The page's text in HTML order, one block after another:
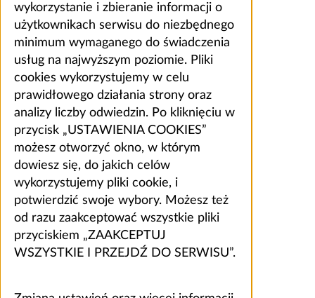
wykorzystanie i zbieranie informacji o
użytkownikach serwisu do niezbędnego
minimum wymaganego do świadczenia
usług na najwyższym poziomie. Pliki
cookies wykorzystujemy w celu
prawidłowego działania strony oraz
analizy liczby odwiedzin. Po kliknięciu w
przycisk „USTAWIENIA COOKIES”
możesz otworzyć okno, w którym
dowiesz się, do jakich celów
wykorzystujemy pliki cookie, i
potwierdzić swoje wybory. Możesz też
od razu zaakceptować wszystkie pliki
przyciskiem „ZAAKCEPTUJ
WSZYSTKIE I PRZEJDŹ DO SERWISU”.